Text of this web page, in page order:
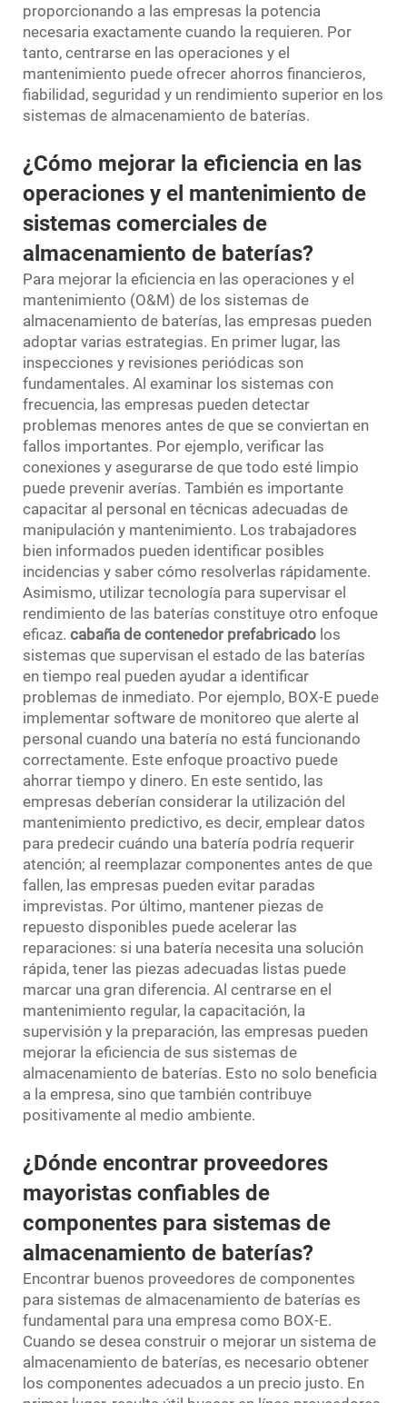
proporcionando a las empresas la potencia
necesaria exactamente cuando la requieren. Por
tanto, centrarse en las operaciones y el
mantenimiento puede ofrecer ahorros financieros,
fiabilidad, seguridad y un rendimiento superior en los
sistemas de almacenamiento de baterías.
¿Cómo mejorar la eficiencia en las
operaciones y el mantenimiento de
sistemas comerciales de
almacenamiento de baterías?
Para mejorar la eficiencia en las operaciones y el
mantenimiento (O&M) de los sistemas de
almacenamiento de baterías, las empresas pueden
adoptar varias estrategias. En primer lugar, las
inspecciones y revisiones periódicas son
fundamentales. Al examinar los sistemas con
frecuencia, las empresas pueden detectar
problemas menores antes de que se conviertan en
fallos importantes. Por ejemplo, verificar las
conexiones y asegurarse de que todo esté limpio
puede prevenir averías. También es importante
capacitar al personal en técnicas adecuadas de
manipulación y mantenimiento. Los trabajadores
bien informados pueden identificar posibles
incidencias y saber cómo resolverlas rápidamente.
Asimismo, utilizar tecnología para supervisar el
rendimiento de las baterías constituye otro enfoque
eficaz. cabaña de contenedor prefabricado los
sistemas que supervisan el estado de las baterías
en tiempo real pueden ayudar a identificar
problemas de inmediato. Por ejemplo, BOX-E puede
implementar software de monitoreo que alerte al
personal cuando una batería no está funcionando
correctamente. Este enfoque proactivo puede
ahorrar tiempo y dinero. En este sentido, las
empresas deberían considerar la utilización del
mantenimiento predictivo, es decir, emplear datos
para predecir cuándo una batería podría requerir
atención; al reemplazar componentes antes de que
fallen, las empresas pueden evitar paradas
imprevistas. Por último, mantener piezas de
repuesto disponibles puede acelerar las
reparaciones: si una batería necesita una solución
rápida, tener las piezas adecuadas listas puede
marcar una gran diferencia. Al centrarse en el
mantenimiento regular, la capacitación, la
supervisión y la preparación, las empresas pueden
mejorar la eficiencia de sus sistemas de
almacenamiento de baterías. Esto no solo beneficia
a la empresa, sino que también contribuye
positivamente al medio ambiente.
¿Dónde encontrar proveedores
mayoristas confiables de
componentes para sistemas de
almacenamiento de baterías?
Encontrar buenos proveedores de componentes
para sistemas de almacenamiento de baterías es
fundamental para una empresa como BOX-E.
Cuando se desea construir o mejorar un sistema de
almacenamiento de baterías, es necesario obtener
los componentes adecuados a un precio justo. En